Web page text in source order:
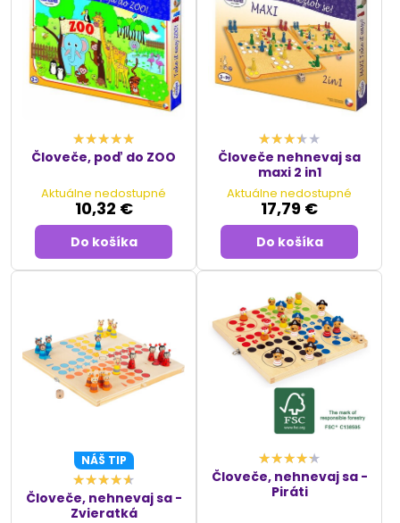
Človeče, poď do ZOO
Aktuálne nedostupné
10,32 €
Do košíka
Človeče nehnevaj sa
maxi 2 in1
Aktuálne nedostupné
17,79 €
Do košíka
NÁŠ TIP
Človeče, nehnevaj sa -
Zvieratká
Človeče, nehnevaj sa -
Piráti